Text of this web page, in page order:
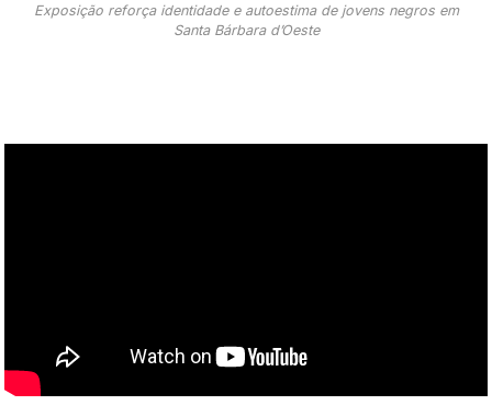
Exposição reforça identidade e autoestima de jovens negros em
Santa Bárbara d’Oeste